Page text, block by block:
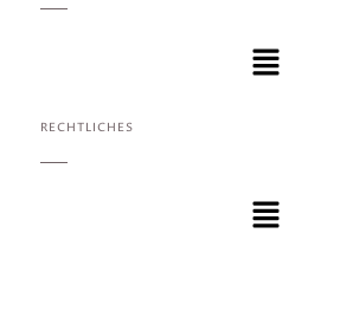
RECHTLICHES